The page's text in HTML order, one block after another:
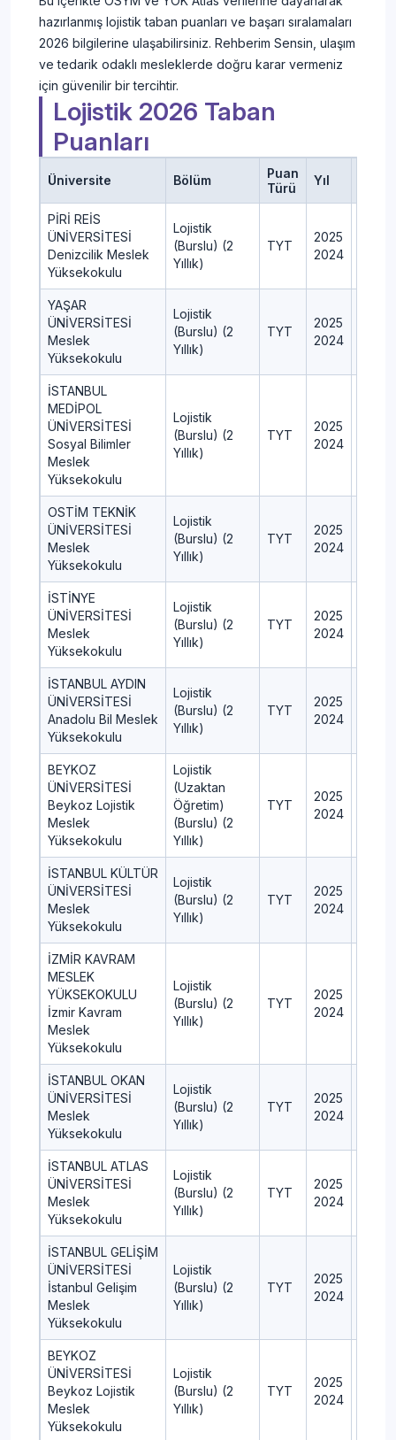
hazırlanmış lojistik taban puanları ve başarı sıralamaları
2026 bilgilerine ulaşabilirsiniz. Rehberim Sensin, ulaşım
ve tedarik odaklı mesleklerde doğru karar vermeniz
için güvenilir bir tercihtir.
Lojistik 2026 Taban
Puanları
Üniversite Bölüm
Puan
Türü
Yıl
PİRİ REİS
ÜNİVERSİTESİ
Denizcilik Meslek
Yüksekokulu
Lojistik
(Burslu) (2
Yıllık)
TYT
2025
2024
YAŞAR
ÜNİVERSİTESİ
Meslek
Yüksekokulu
Lojistik
(Burslu) (2
Yıllık)
TYT
2025
2024
İSTANBUL
MEDİPOL
ÜNİVERSİTESİ
Sosyal Bilimler
Meslek
Yüksekokulu
Lojistik
(Burslu) (2
Yıllık)
TYT
2025
2024
OSTİM TEKNİK
ÜNİVERSİTESİ
Meslek
Yüksekokulu
Lojistik
(Burslu) (2
Yıllık)
TYT
2025
2024
İSTİNYE
ÜNİVERSİTESİ
Meslek
Yüksekokulu
Lojistik
(Burslu) (2
Yıllık)
TYT
2025
2024
İSTANBUL AYDIN
ÜNİVERSİTESİ
Anadolu Bil Meslek
Yüksekokulu
Lojistik
(Burslu) (2
Yıllık)
TYT
2025
2024
BEYKOZ
ÜNİVERSİTESİ
Beykoz Lojistik
Meslek
Yüksekokulu
Lojistik
(Uzaktan
Öğretim)
(Burslu) (2
Yıllık)
TYT
2025
2024
İSTANBUL KÜLTÜR
ÜNİVERSİTESİ
Meslek
Yüksekokulu
Lojistik
(Burslu) (2
Yıllık)
TYT
2025
2024
İZMİR KAVRAM
MESLEK
YÜKSEKOKULU
İzmir Kavram
Meslek
Yüksekokulu
Lojistik
(Burslu) (2
Yıllık)
TYT
2025
2024
İSTANBUL OKAN
ÜNİVERSİTESİ
Meslek
Yüksekokulu
Lojistik
(Burslu) (2
Yıllık)
TYT
2025
2024
İSTANBUL ATLAS
ÜNİVERSİTESİ
Meslek
Yüksekokulu
Lojistik
(Burslu) (2
Yıllık)
TYT
2025
2024
İSTANBUL GELİŞİM
ÜNİVERSİTESİ
İstanbul Gelişim
Meslek
Yüksekokulu
Lojistik
(Burslu) (2
Yıllık)
TYT
2025
2024
BEYKOZ
ÜNİVERSİTESİ
Beykoz Lojistik
Meslek
Yüksekokulu
Lojistik
(Burslu) (2
Yıllık)
TYT
2025
2024